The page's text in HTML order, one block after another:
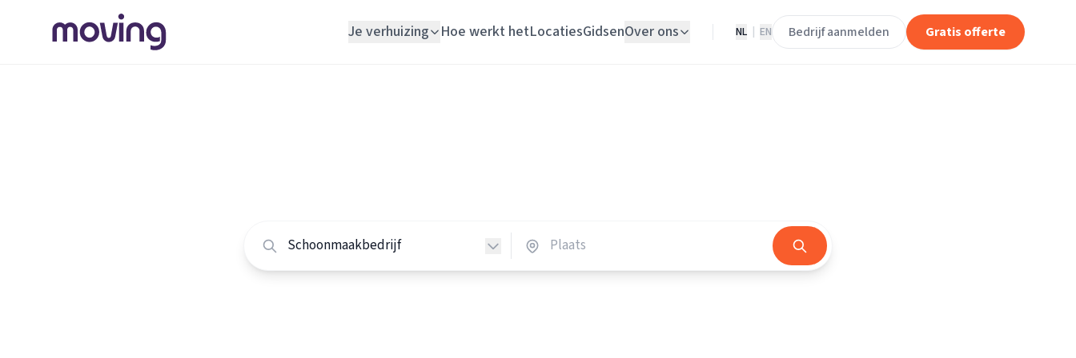
Je verhuizing
Loodgieter
Slotenmaker
Hoe werkt hetLocatiesGidsenOver ons NL EN Bedrijf aanmelden Gratis offerte